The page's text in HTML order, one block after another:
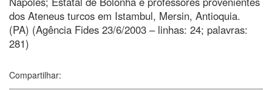
dos Ateneus turcos em Istambul, Mersin, Antioquia.
(PA) (Agência Fides 23/6/2003 – linhas: 24; palavras:
281)
Compartilhar: